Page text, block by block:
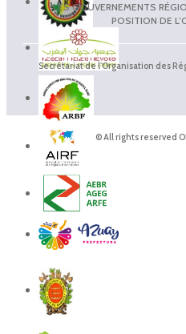
LES GOUVERNEMENTS
POSITION DE
Secrétariat de l'Organisation des
© All rights reserved